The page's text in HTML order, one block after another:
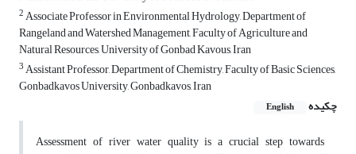
2Associate Professor in Environmental Hydrology, Department of
Rangeland and Watershed Management, Faculty of Agriculture and
Natural Resources, University of Gonbad Kavous, Iran
3Assistant Professor, Department of Chemistry, Faculty of Basic Sciences,
Gonbadkavos University, Gonbadkavos, Iran
چکیده
English
Assessment of river water quality is a crucial step towards